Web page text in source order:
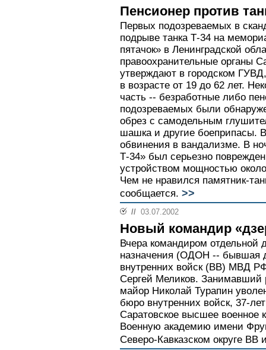
Пенсионер против
Первых подозреваемых в
подрыве танка Т-34 на
пятачок» в Ленинградской
правоохранительные органы
утверждают в городском
в возрасте от 19 до 62 лет.
часть -- безработные либо
подозреваемых были
обрез с самодельным
шашка и другие боеприпасы.
обвинения в вандализме. В
Т-34» был серьезно
устройством мощностью
Чем не нравился памятник-
сообщается. >>
// 03.07.2002
Новый командир
Вчера командиром отдельной
назначения (ОДОН -- бывшая
внутренних войск (ВВ) МВД
Сергей Меликов. Занимавший
майор Николай Турапин
бюро внутренних войск, 37-
Саратовское высшее
Военную академию имени
Северо-Кавказском округе ВВ